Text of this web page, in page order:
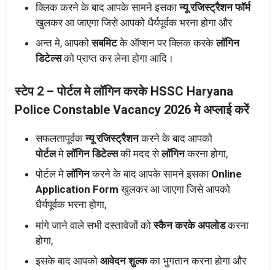
क्लिक करने के बाद आपके सामने इसकान्यू रजिस्ट्रैशन फॉर्म
खुलकर आ जाएगा जिसे आपको धैर्यपूर्वक भरना होगा और
अन्त मे, आपकोसबमिटके ऑप्शन पर क्लिक करकेलॉगिन
डिटेल्सको प्राप्त कर लेना होगा आदि।
स्टेप 2 – पोर्टल मे लॉगिन करके HSSC Haryana
Police Constable Vacancy 2026 मे अप्लाई करें
सफलतापूर्वकन्यू रजिस्ट्रैशनकरने के बाद आपको
पोर्टलमेलॉगिन डिटेल्सकी मदद सेलॉगिनकरना होगा,
पोर्टल मेलॉगिनकरने के बाद आपके सामने इसका Online
Application Form खुलकर आ जाएगा जिसे आपको
धैर्यपूर्वक भरना होगा,
मांगे जाने वाले सभी दस्तावेजों कोस्कैन करके अपलोडकरना
होगा,
इसके बाद आपको आवेदन शुल्कका भुगतान करना होगा और